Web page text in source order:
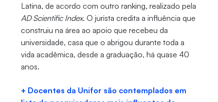
Latina, de acordo com outro ranking, realizado pela
AD Scientific Index. O jurista credita a influência que
construiu na área ao apoio que recebeu da
universidade, casa que o abrigou durante toda a
vida acadêmica, desde a graduação, há quase 40
anos.
+ Docentes da Unifor são contemplados em